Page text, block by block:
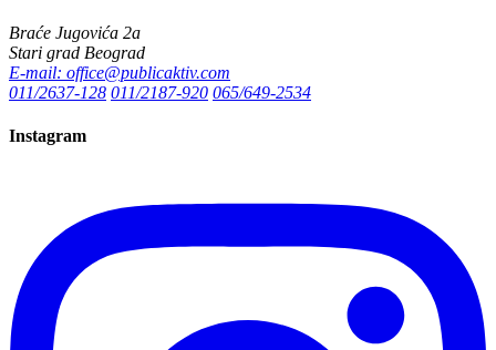
Braće Jugovića 2a
Stari grad Beograd
E-mail: office@publicaktiv.com
011/2637-128 011/2187-920 065/649-2534
Instagram